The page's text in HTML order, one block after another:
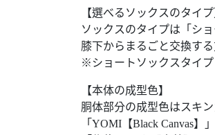
【選べるソックスのタイプ
ソックスのタイプは「シ
膝下からまるごと交換する
※ショートソックスタイ
【本体の成型色】
胴体部分の成型色はスキ
「YOMI【Black Canvas